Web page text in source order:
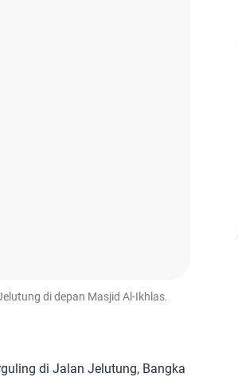
di depan Masjid Al-Ikhlas.
di Jalan Jelutung, Bangka